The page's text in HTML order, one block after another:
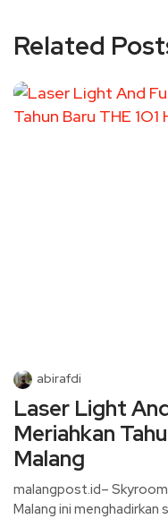
Related
abirafdi
Laser Light
Meriahkan
Malang
malangpost.id–
Malang ini